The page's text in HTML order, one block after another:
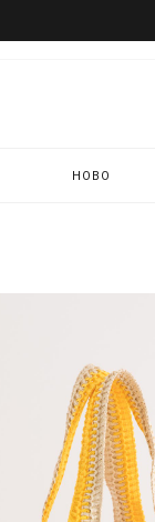
НОВО